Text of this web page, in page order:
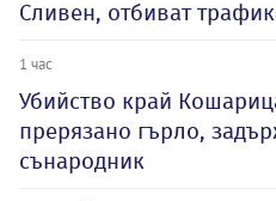
Сливен, отбиват
1 час
Убийство край
прерязано гърло,
сънародник